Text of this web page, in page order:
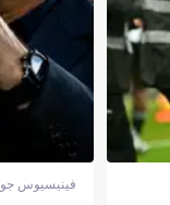
فينيسيوس